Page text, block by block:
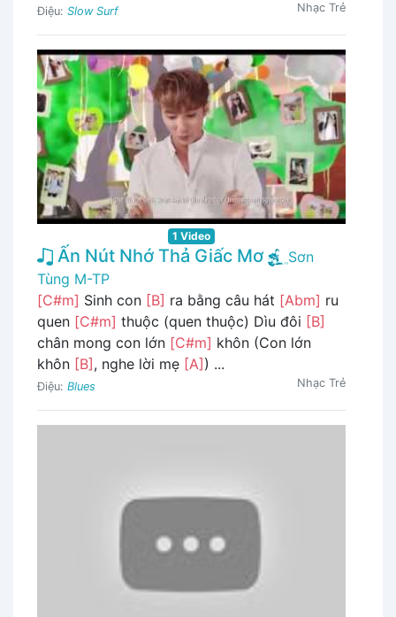
Điệu: Slow Surf Nhạc Trẻ
1 Video
Ấn Nút Nhớ Thả Giấc Mơ
Sơn
Tùng M-TP
[C#m] Sinh con [B] ra bằng câu hát [Abm] ru
quen [C#m] thuộc (quen thuộc) Dìu đôi [B]
chân mong con lớn [C#m] khôn (Con lớn
khôn [B], nghe lời mẹ [A]) ...
Điệu: Blues Nhạc Trẻ